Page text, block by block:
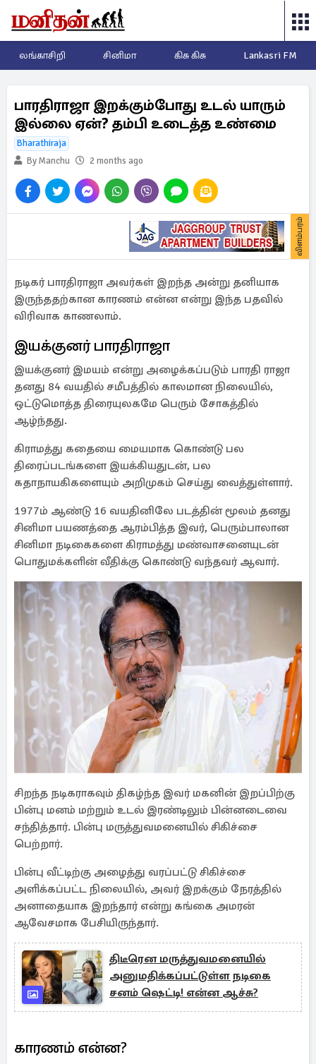
லங்காசிறி சினிமா கிசு கிசு Lankasri FM
பாரதிராஜா இறக்கும்போது உடல் யாரும்
இல்லை ஏன்? தம்பி உடைத்த உண்மை
Bharathiraja
By Manchu
2 months ago
விளம்பரம்
நடிகர் பாரதிராஜா அவர்கள் இறந்த அன்று தனியாக
இருந்ததற்கான காரணம் என்ன என்று இந்த பதவில்
விரிவாக காணலாம்.
இயக்குனர் பாரதிராஜா
இயக்குனர் இமயம் என்று அழைக்கப்படும் பாரதி ராஜா
தனது 84 வயதில் சமீபத்தில் காலமான நிலையில்,
ஒட்டுமொத்த திரையுலகமே பெரும் சோகத்தில்
ஆழ்ந்தது.
கிராமத்து கதையை மையமாக கொண்டு பல
திரைப்படங்களை இயக்கியதுடன், பல
கதாநாயகிகளையும் அறிமுகம் செய்து வைத்துள்ளார்.
1977ம் ஆண்டு 16 வயதினிலே படத்தின் மூலம் தனது
சினிமா பயணத்தை ஆரம்பித்த இவர், பெரும்பாலான
சினிமா நடிகைகளை கிராமத்து மண்வாசனையுடன்
பொதுமக்களின் வீதிக்கு கொண்டு வந்தவர் ஆவார்.
சிறந்த நடிகராகவும் திகழ்ந்த இவர் மகனின் இறப்பிற்கு
பின்பு மனம் மற்றும் உடல் இரண்டிலும் பின்னடைவை
சந்தித்தார். பின்பு மருத்துவமனையில் சிகிச்சை
பெற்றார்.
பின்பு வீட்டிற்கு அழைத்து வரப்பட்டு சிகிச்சை
அளிக்கப்பட்ட நிலையில், அவர் இறக்கும் நேரத்தில்
அனாதையாக இறந்தார் என்று கங்கை அமரன்
ஆவேசமாக பேசியிருந்தார்.
திடீரென மருத்துவமனையில்
அனுமதிக்கப்பட்டுள்ள நடிகை
சனம் ஷெட்டி! என்ன ஆச்சு?
காரணம் என்ன?